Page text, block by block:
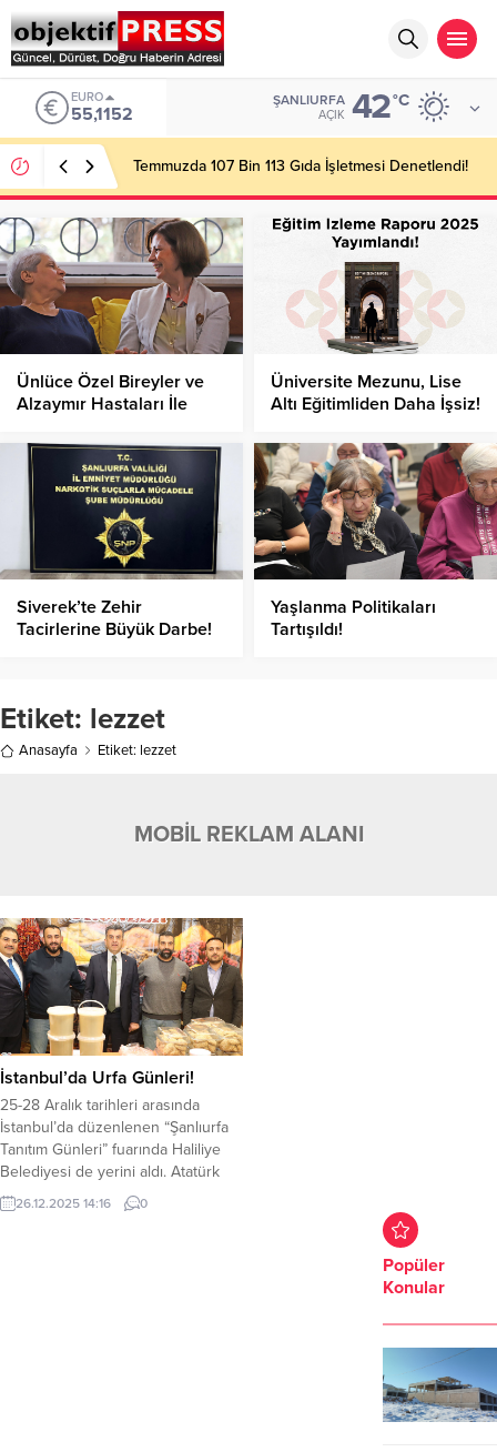
EURO
55,1152
ŞANLIURFA
AÇIK 42°C
Temmuzda 107 Bin 113 Gıda İşletmesi Denetlendi!
Ünlüce Özel Bireyler ve
Alzaymır Hastaları İle
Üniversite Mezunu, Lise
Altı Eğitimliden Daha İşsiz!
Siverek’te Zehir
Tacirlerine Büyük Darbe!
Yaşlanma Politikaları
Tartışıldı!
Etiket: lezzet
Anasayfa Etiket: lezzet
MOBİL REKLAM ALANI
İstanbul’da Urfa Günleri!
25-28 Aralık tarihleri arasında
İstanbul’da düzenlenen “Şanlıurfa
Tanıtım Günleri” fuarında Haliliye
Belediyesi de yerini aldı. Atatürk
Havalimanı Millet Bahçesi’nde
gerçekleştirilen etkinlikte,
26.12.2025 14:16 0
Popüler
Konular